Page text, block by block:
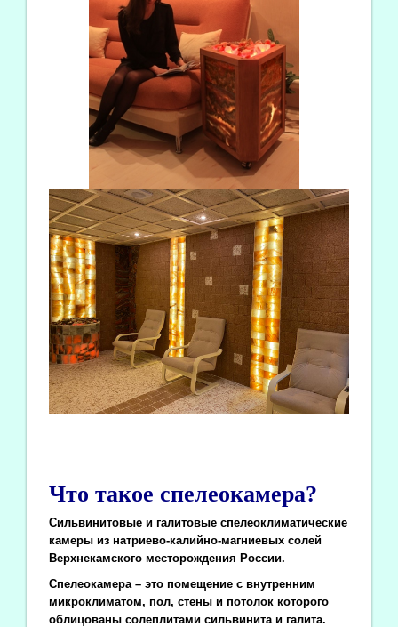
Что такое спелеокамера?
Сильвинитовые и галитовые спелеоклиматические
камеры из натриево-калийно-магниевых солей
Верхнекамского месторождения России.
Спелеокамера – это помещение с внутренним
микроклиматом, пол, стены и потолок которого
облицованы солеплитами сильвинита и галита.